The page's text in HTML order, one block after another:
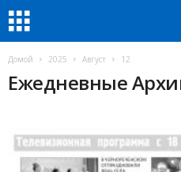
Домой 2025 Август 12
Ежедневные